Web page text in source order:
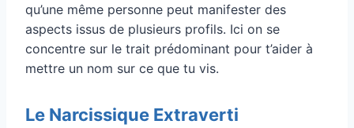
qu’une même personne peut manifester des
aspects issus de plusieurs profils. Ici on se
concentre sur le trait prédominant pour t’aider à
mettre un nom sur ce que tu vis.
Le Narcissique Extraverti